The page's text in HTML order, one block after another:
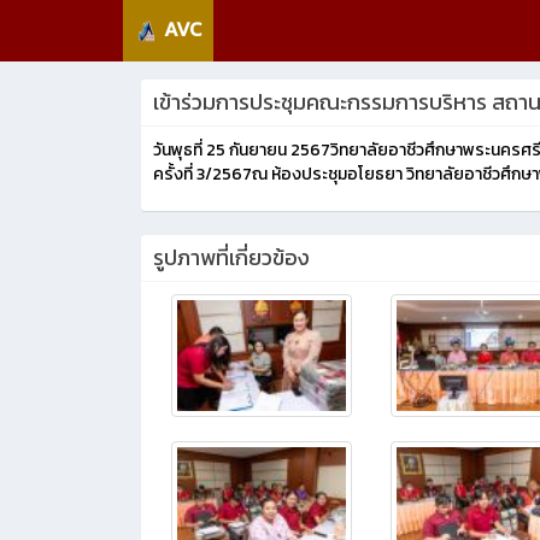
AVC
เข้าร่วมการประชุมคณะกรรมการบริหาร ส
วันพุธที่ 25 กันยายน 2567วิทยาลัยอาชีวศึกษาพระนครศ
ครั้งที่ 3/2567ณ ห้องประชุมอโยธยา วิทยาลัยอาชีวศึกษ
รูปภาพที่เกี่ยวข้อง